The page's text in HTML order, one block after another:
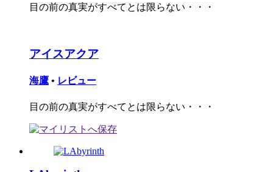
目の前の真実がすべてとは限らない・・・
アイスアクア
海鷹 • レビュー
目の前の真実がすべてとは限らない・・・